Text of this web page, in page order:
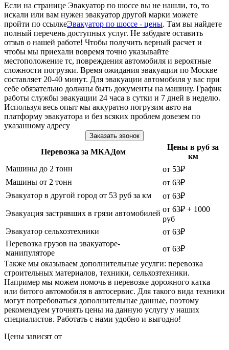
Если на странице Эвакуатор по шоссе вы не нашли, то, то
искали или вам нужен эвакуатор другой марки можете
пройти по ссылкеЭвакуатор по шоссе - цены. Там вы найдете
полный перечень доступных услуг. Не забудьте оставить
отзыв о нашей работе! Чтобы получить верный расчет и
чтобы мы приехали вовремя точно указывайте
местоположение тс, повреждения автомобиля и вероятные
сложности погрузки. Время ожидания эвакуации по Москве
составляет 20-40 минут. Для эвакуации автомобиля у вас при
себе обязательно должны быть документы на машину. График
работы службы эвакуации 24 часа в сутки и 7 дней в неделю.
Используя весь опыт мы аккуратно погрузим авто на
платформу эвакуатора и без всяких проблем довезем по
указанному адресу
Заказать звонок
Перевозка за МКАДом
Цены в руб за
км
Машины до 2 тонн
от 53₽
Машины от 2 тонн
от 63₽
Эвакуатор в другой город от 53 руб за км
от 63₽
Эвакуация застрявших в грязи автомобилей от 63₽ + 1000
руб
Эвакуатор сельхозтехники
от 63₽
Перевозка грузов на эвакуаторе-
манипуляторе
от 63₽
Также мы оказываем дополнительные усулги: перевозка
строительных материалов, техники, сельхозтехники.
Например мы можем помочь в перевозке дорожного катка
или битого автомобиля в автосервис. Для такого вида техники
могут потребоваться дополнительные данные, поэтому
рекомендуем уточнять цены на данную услугу у наших
специалистов. Работать с нами удобно и выгодно!
Цены зависят от